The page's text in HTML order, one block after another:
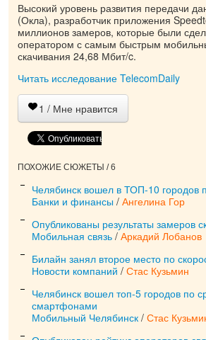
Высокий уровень развития передачи
(Окла), разработчик приложения
миллионов замеров, которые были
оператором с самым быстрым
скачивания 24,68 Мбит/c.
Читать исследование TelecomDaily
1 / Мне нравится
ПОХОЖИЕ СЮЖЕТЫ / 6
Челябинск вошел в ТОП-10 городов
Банки и финансы / Ангелина Гор
Опубликованы результаты замеров
Мобильная связь / Аркадий Лобанов
Билайн занял второе место по
Новости компаний / Стас Кузьмин
Челябинск вошел топ-5 городов по
смартфонами
Мобильный Челябинск / Стас